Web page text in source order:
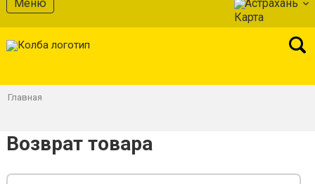
Меню Астрахань
Главная
Возврат товара